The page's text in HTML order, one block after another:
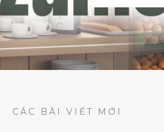
CÁC BÀI VIẾT MỚI